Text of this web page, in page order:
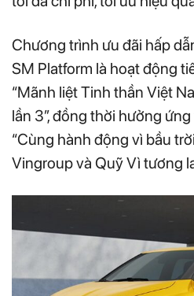
Chương trình ưu đãi hấp
SM Platform là hoạt động
“Mãnh liệt Tinh thần Việt
lần 3”, đồng thời hưởng
“Cùng hành động vì bầu
Vingroup và Quỹ Vì tương